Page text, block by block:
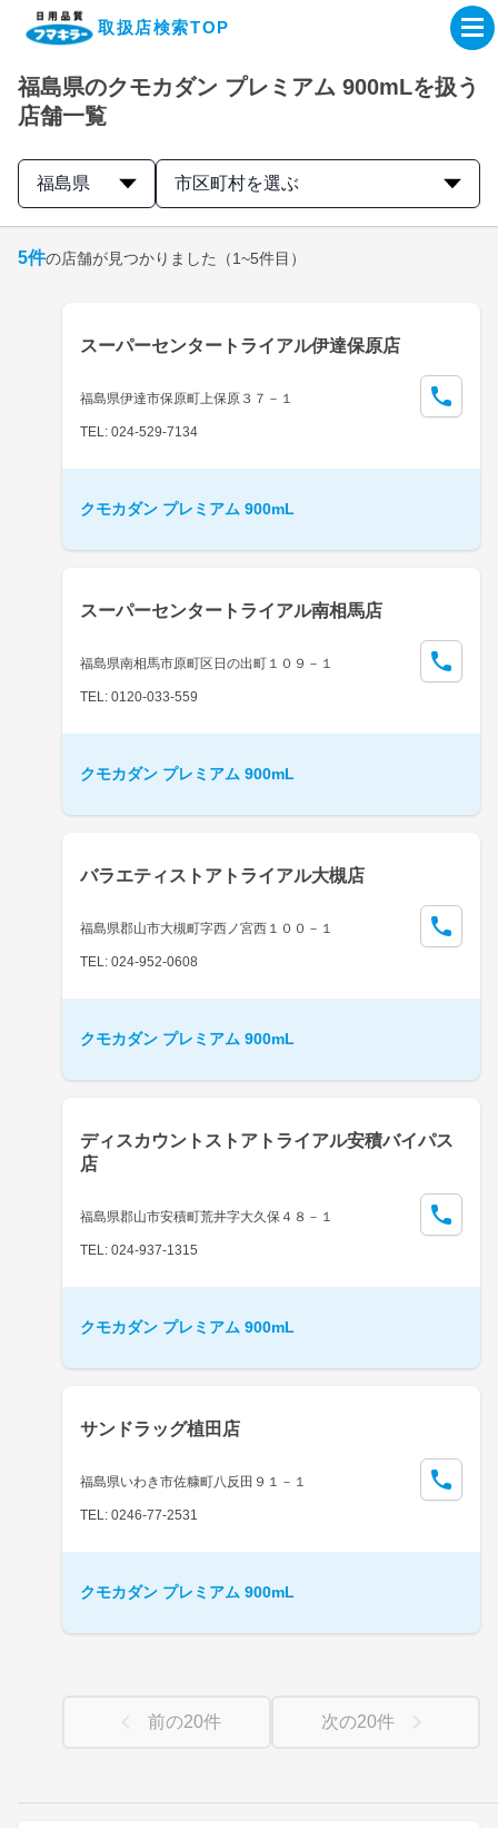
取扱店検索TOP
企業・IR情報サイト
製品情報サイト
取扱店検索はこちら
福島県のクモカダン プレミアム 900mLを扱う
店舗一覧
福島県 市区町村を選ぶ
5件の店舗が見つかりました （1~5件目）
スーパーセンタートライアル伊達保原店
福島県伊達市保原町上保原３７－１
TEL: 024-529-7134
クモカダン プレミアム 900mL
スーパーセンタートライアル南相馬店
福島県南相馬市原町区日の出町１０９－１
TEL: 0120-033-559
クモカダン プレミアム 900mL
バラエティストアトライアル大槻店
福島県郡山市大槻町字西ノ宮西１００－１
TEL: 024-952-0608
クモカダン プレミアム 900mL
ディスカウントストアトライアル安積バイパス
店
福島県郡山市安積町荒井字大久保４８－１
TEL: 024-937-1315
クモカダン プレミアム 900mL
サンドラッグ植田店
福島県いわき市佐糠町八反田９１－１
TEL: 0246-77-2531
クモカダン プレミアム 900mL
前の20件 次の20件